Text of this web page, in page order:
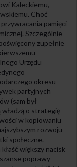
Kaleckiemu,
Choć
pamięci
Szczególnie
zupełnie
Urzędu
okresu
partyjnych
(sam był
władzą o strategię
w kopiowaniu
rozwoju
społeczne.
większy nacisk
poprawy